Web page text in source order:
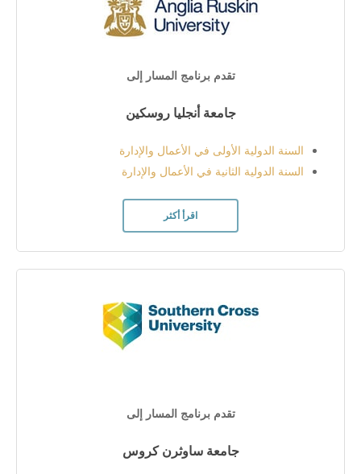
تقدم برنامج المسار إلى
جامعة أنجليا روسكين
السنة الدولية الأولى في الأعمال والإدارة
السنة الدولية الثانية في الأعمال والإدارة
اقرأ أكثر
تقدم برنامج المسار إلى
جامعة ساوثرن كروس